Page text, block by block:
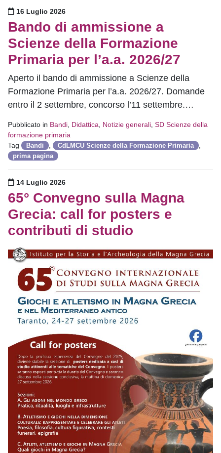
Pubblicato il
16 Luglio 2026
Bando di ammissione a
Scienze della Formazione
Primaria per l’a.a. 2026/27
Aperto il bando di ammissione a Scienze della
Formazione Primaria per l’a.a. 2026/27. Domande
entro il 2 settembre, concorso l’11 settembre.…
Pubblicato in Bandi Didattica Notizie generali SD Scienze della
formazione primaria
Tag
Bandi CdLMCU Scienze della Formazione Primaria
prima pagina
Pubblicato il
14 Luglio 2026
65° Convegno sulla Magna
Grecia: call for posters e
contributi di studio